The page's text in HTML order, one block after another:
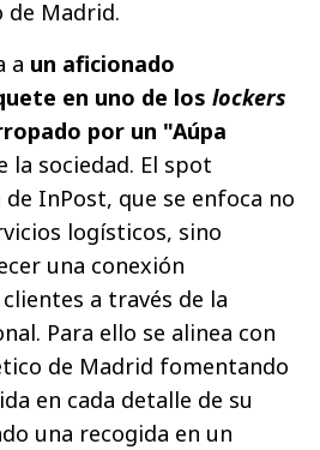
de Madrid.
a un aficionado
en uno de los lockers
por un "Aúpa
la sociedad. El spot
InPost, que se enfoca no
logísticos, sino
una conexión
a través de la
Para ello se alinea con
de Madrid fomentando
en cada detalle de su
una recogida en un